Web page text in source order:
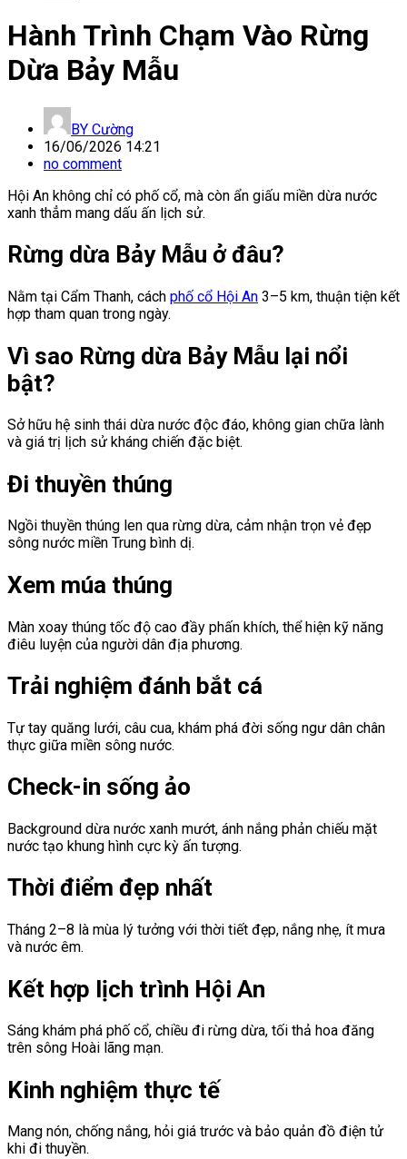
Hành Trình Chạm Vào Rừng
Dừa Bảy Mẫu
BY Cường
16/06/2026 14:21
no comment
Hội An không chỉ có phố cổ, mà còn ẩn giấu miền dừa nước
xanh thẳm mang dấu ấn lịch sử.
Rừng dừa Bảy Mẫu ở đâu?
Nằm tại Cẩm Thanh, cách phố cổ Hội An 3–5 km, thuận tiện kết
hợp tham quan trong ngày.
Vì sao Rừng dừa Bảy Mẫu lại nổi
bật?
Sở hữu hệ sinh thái dừa nước độc đáo, không gian chữa lành
và giá trị lịch sử kháng chiến đặc biệt.
Đi thuyền thúng
Ngồi thuyền thúng len qua rừng dừa, cảm nhận trọn vẻ đẹp
sông nước miền Trung bình dị.
Xem múa thúng
Màn xoay thúng tốc độ cao đầy phấn khích, thể hiện kỹ năng
điêu luyện của người dân địa phương.
Trải nghiệm đánh bắt cá
Tự tay quăng lưới, câu cua, khám phá đời sống ngư dân chân
thực giữa miền sông nước.
Check-in sống ảo
Background dừa nước xanh mướt, ánh nắng phản chiếu mặt
nước tạo khung hình cực kỳ ấn tượng.
Thời điểm đẹp nhất
Tháng 2–8 là mùa lý tưởng với thời tiết đẹp, nắng nhẹ, ít mưa
và nước êm.
Kết hợp lịch trình Hội An
Sáng khám phá phố cổ, chiều đi rừng dừa, tối thả hoa đăng
trên sông Hoài lãng mạn.
Kinh nghiệm thực tế
Mang nón, chống nắng, hỏi giá trước và bảo quản đồ điện tử
khi đi thuyền.